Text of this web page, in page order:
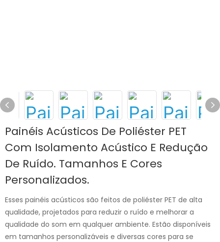
Painéis Acústicos De Poliéster PET
Com Isolamento Acústico E Redução
De Ruído. Tamanhos E Cores
Personalizados.
Esses painéis acústicos são feitos de poliéster PET de alta
qualidade, projetados para reduzir o ruído e melhorar a
qualidade do som em qualquer ambiente. Estão disponíveis
em tamanhos personalizáveis ​​e diversas cores para se